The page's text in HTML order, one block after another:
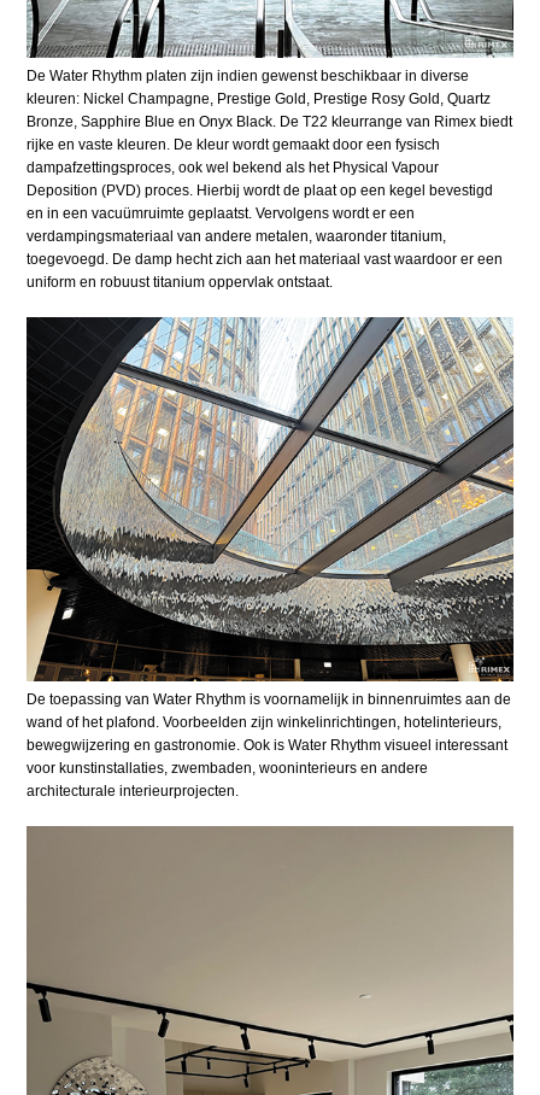
De Water Rhythm platen zijn indien gewenst beschikbaar in diverse
kleuren: Nickel Champagne, Prestige Gold, Prestige Rosy Gold, Quartz
Bronze, Sapphire Blue en Onyx Black. De T22 kleurrange van Rimex biedt
rijke en vaste kleuren. De kleur wordt gemaakt door een fysisch
dampafzettingsproces, ook wel bekend als het Physical Vapour
Deposition (PVD) proces. Hierbij wordt de plaat op een kegel bevestigd
en in een vacuümruimte geplaatst. Vervolgens wordt er een
verdampingsmateriaal van andere metalen, waaronder titanium,
toegevoegd. De damp hecht zich aan het materiaal vast waardoor er een
uniform en robuust titanium oppervlak ontstaat.
De toepassing van Water Rhythm is voornamelijk in binnenruimtes aan de
wand of het plafond. Voorbeelden zijn winkelinrichtingen, hotelinterieurs,
bewegwijzering en gastronomie. Ook is Water Rhythm visueel interessant
voor kunstinstallaties, zwembaden, wooninterieurs en andere
architecturale interieurprojecten.